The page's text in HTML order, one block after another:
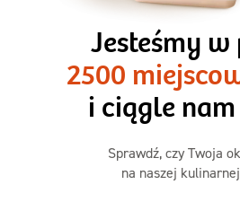
1500kcal -
3 sycące posiłki o większej
ta sama wygoda!
50,31 zł
-32%
Jesteśmy w
2500
i ciągle nam
Sprawdź, czy Twoja
na naszej